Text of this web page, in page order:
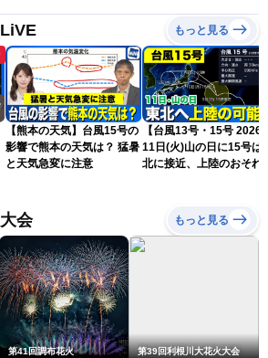
もっと見る
【熊本の天気】台風15号の
影響で熊本の天気は？ 猛暑
と天気急変に注意
【台風13号・15号 2026
11日(火)山の日に15号は
北に接近、上陸のおそれ
会 もっと見る
第41回調布花火 第39回利根川大花火大会